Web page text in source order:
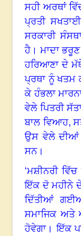
ਸਹੀ ਅਰਥਾਂ
ਪ੍ਰਤੀ
ਸਰਕਾਰੀ
ਹੈ । ਮਾਦਾ
ਹਰਿਆਣਾ ਦੇ
ਪ੍ਰਥਾ ਨੂੰ ਖਤਮ
ਕੇ ਹੰਭਲਾ
ਵੇਲੇ ਪਿਤਰੀ
ਬਾਲ ਵਿਆਹ,
ਉਸ ਵੇਲੇ ਦੀਆਂ
ਸਨ।
‘ਮਸ਼ੀਨਰੀ
ਇੱਕ ਦੋ ਮਹੀਨੇ
ਦਿੱਤੀਆਂ
ਸਮਾਜਿਕ ਅਤੇ
ਹੋਵੇਗਾ ।ਇੱਕ